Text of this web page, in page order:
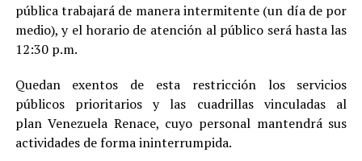
pública trabajará de manera intermitente (un día de por
medio), y el horario de atención al público será hasta las
12:30 p.m.
Quedan exentos de esta restricción los servicios
públicos prioritarios y las cuadrillas vinculadas al
plan Venezuela Renace, cuyo personal mantendrá sus
actividades de forma ininterrumpida.